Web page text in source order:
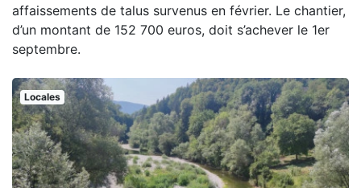
affaissements de talus survenus en février. Le chantier,
d’un montant de 152 700 euros, doit s’achever le 1er
septembre.
Locales